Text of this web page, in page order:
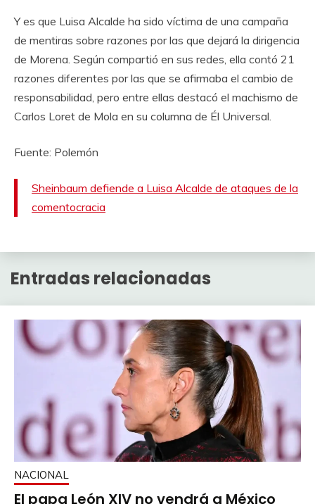
Y es que Luisa Alcalde ha sido víctima de una campaña
de mentiras sobre razones por las que dejará la dirigencia
de Morena. Según compartió en sus redes, ella contó 21
razones diferentes por las que se afirmaba el cambio de
responsabilidad, pero entre ellas destacó el machismo de
Carlos Loret de Mola en su columna de Él Universal.
Fuente: Polemón
Sheinbaum defiende a Luisa Alcalde de ataques de la
comentocracia
Entradas relacionadas
NACIONAL
El papa León XIV no vendrá a México